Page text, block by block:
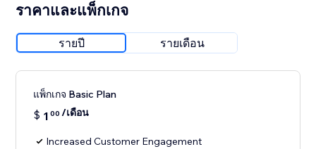
ราคาและแพ็กเกจ
รายปี รายเดือน
แพ็กเกจ Basic Plan
$ 1 00 /เดือน
Increased Customer Engagement